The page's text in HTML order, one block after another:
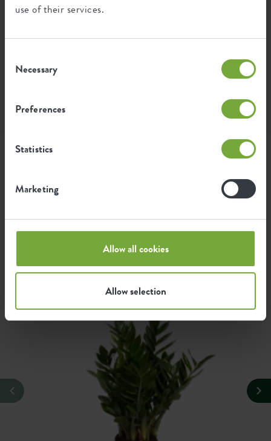
use of their services.
Selection
Necessary
Preferences
Statistics
Marketing
Allow all cookies
Allow selection
Instagram • 22 Juli 2025
Stylen Sie dieses Produkt
Zamioculcas zamiifolia
Zamioculcas